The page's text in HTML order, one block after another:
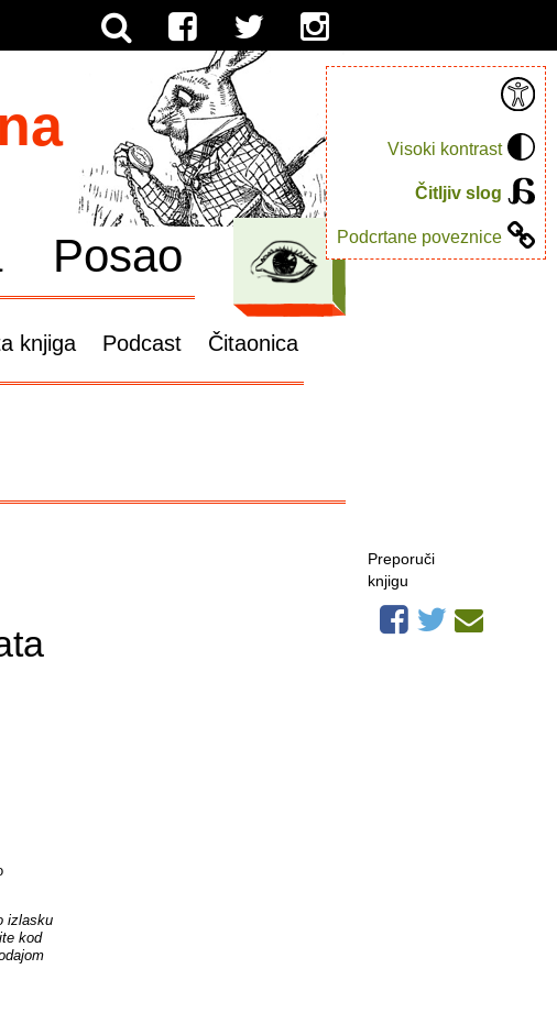
Visoki kontrast
Čitljiv slog
Podcrtane poveznice
Posao
knjiga Podcast Čitaonica
izlasku
kod
Preporuči
knjigu